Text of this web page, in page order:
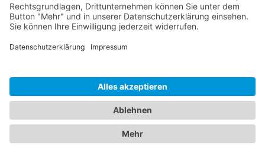
Haus Leipzig
Ticketgalerie
Kontakt
Datenschutz